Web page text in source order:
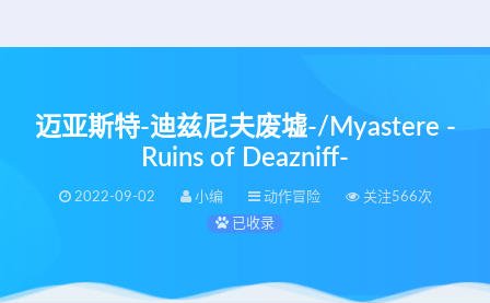
迈亚斯特-迪兹尼夫废墟-/Myastere -
Ruins of Deazniff-
2022-09-02 小编 动作冒险
关注566次
已收录